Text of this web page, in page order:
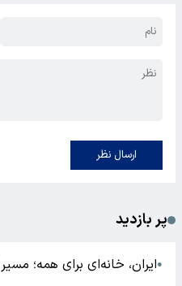
ارسال نظر
پر بازدید
●ایران، خانه‌ای برای همه؛